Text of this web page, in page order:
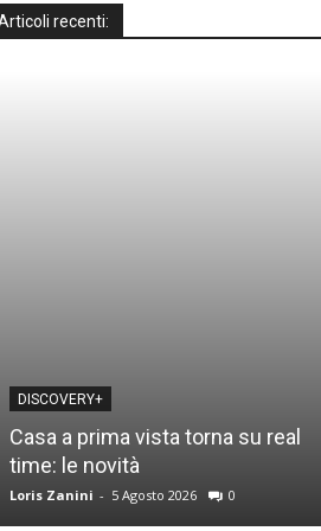
recenti:
DISCOVERY+
Casa a prima vista torna su real
time: le novità
Loris Zanini - 5 Agosto 2026 0